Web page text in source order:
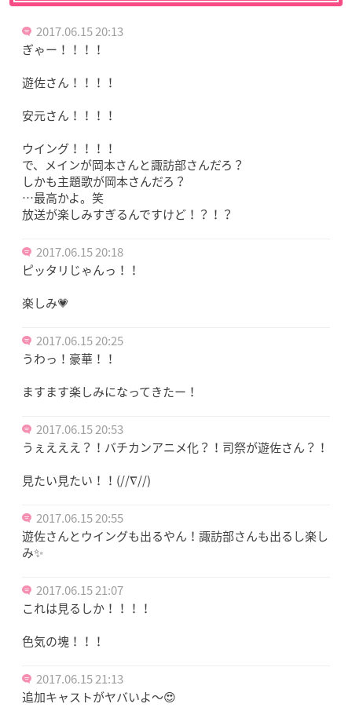
2017.06.15 20:13
ぎゃー！！！！
遊佐さん！！！！
安元さん！！！！
ウイング！！！！
で、メインが岡本さんと諏訪部さんだろ？
しかも主題歌が岡本さんだろ？
…最高かよ。笑
放送が楽しみすぎるんですけど！？！？
2017.06.15 20:18
ピッタリじゃんっ！！
楽しみ💗
2017.06.15 20:25
うわっ！豪華！！
ますます楽しみになってきたー！
2017.06.15 20:53
うぇえええ？！バチカンアニメ化？！司祭が遊佐さん？！
見たい見たい！！(//∇//)
2017.06.15 20:55
遊佐さんとウイングも出るやん！諏訪部さんも出るし楽し
み✨
2017.06.15 21:07
これは見るしか！！！！
色気の塊！！！
2017.06.15 21:13
追加キャストがヤバいよ〜😍